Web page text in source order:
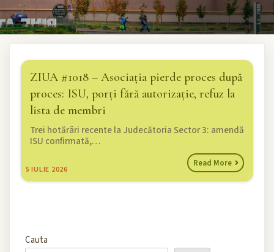
ZIUA #1018 – Asociația pierde proces după
proces: ISU, porți fără autorizație, refuz la
lista de membri
5 IULIE 2026
Trei hotărâri recente la Judecătoria Sector 3: amendă
ISU confirmată,…
Read More
Cauta